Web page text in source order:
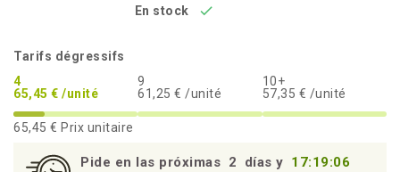
En stock 
Tarifs dégressifs
4
65,45 € /unité
9
61,25 € /unité
10+
57,35 € /unité
65,45 € Prix unitaire
Pide en las próximas 2 días y 17:19:06